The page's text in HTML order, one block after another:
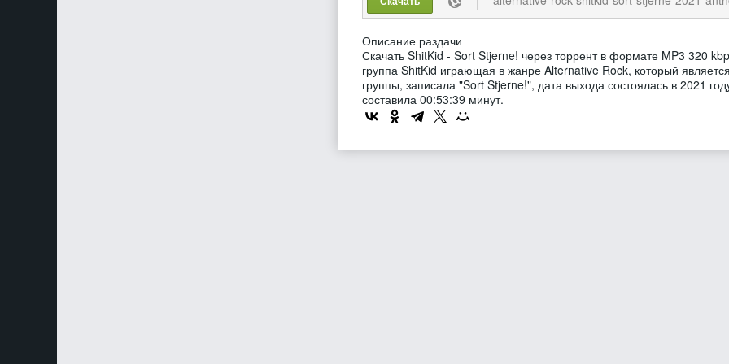
Описание раздачи
Скачать ShitKid - Sort Stjerne! через торрент в формате MP3 320
группа ShitKid играющая в жанре Alternative Rock, который
группы, записала "Sort Stjerne!", дата выхода состоялась в 2021
составила 00:53:39 минут.